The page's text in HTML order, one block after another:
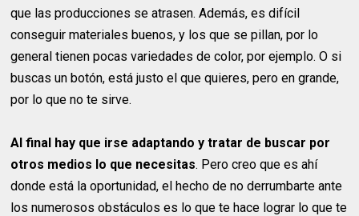
que las producciones se atrasen. Además, es difícil
conseguir materiales buenos, y los que se pillan, por lo
general tienen pocas variedades de color, por ejemplo. O si
buscas un botón, está justo el que quieres, pero en grande,
por lo que no te sirve.
Al final hay que irse adaptando y tratar de buscar por
otros medios lo que necesitas. Pero creo que es ahí
donde está la oportunidad, el hecho de no derrumbarte ante
los numerosos obstáculos es lo que te hace lograr lo que te